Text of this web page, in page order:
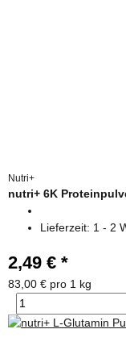
Nutri+
nutri+ 6K
Lieferzeit: 1 - 2
2,49 € *
83,00 € pro 1 kg